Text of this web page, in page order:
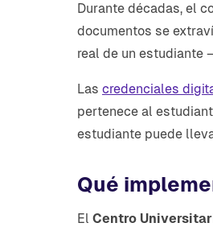
Durante décadas, el
documentos se
real de un estudiante
Las credenciales
pertenece al
estudiante puede
Qué
El Centro